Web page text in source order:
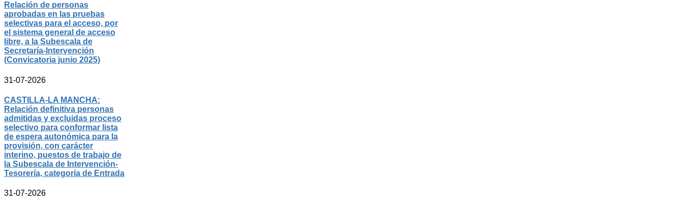
Relación de personas
aprobadas en las pruebas
selectivas para el acceso, por
el sistema general de acceso
libre, a la Subescala de
Secretaría-Intervención
(Convicatoria junio 2025)
31-07-2026
CASTILLA-LA MANCHA:
Relación definitiva personas
admitidas y excluidas proceso
selectivo para conformar lista
de espera autonómica para la
provisión, con carácter
interino, puestos de trabajo de
la Subescala de Intervención-
Tesorería, categoría de Entrada
31-07-2026